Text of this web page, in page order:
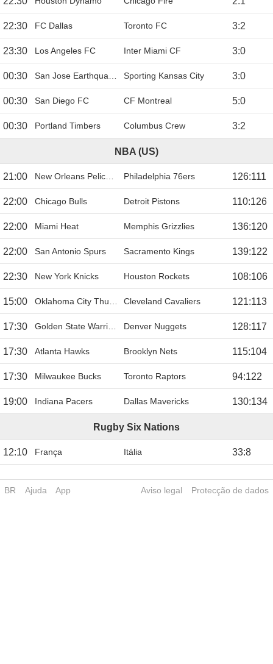
22:30 FC Dallas Toronto FC 3:2
23:30 Los Angeles FC Inter Miami CF 3:0
00:30 San Jose Earthquakes Sporting Kansas City 3:0
00:30 San Diego FC CF Montreal 5:0
00:30 Portland Timbers Columbus Crew 3:2
NBA (US)
21:00 New Orleans Pelicans Philadelphia 76ers 126:111
22:00 Chicago Bulls Detroit Pistons 110:126
22:00 Miami Heat Memphis Grizzlies 136:120
22:00 San Antonio Spurs Sacramento Kings 139:122
22:30 New York Knicks Houston Rockets 108:106
15:00 Oklahoma City Thunder Cleveland Cavaliers 121:113
17:30 Golden State Warriors Denver Nuggets 128:117
17:30 Atlanta Hawks Brooklyn Nets 115:104
17:30 Milwaukee Bucks Toronto Raptors 94:122
19:00 Indiana Pacers Dallas Mavericks 130:134
Rugby Six Nations
12:10 França Itália 33:8
BR Ajuda App Aviso legal Protecção de dados